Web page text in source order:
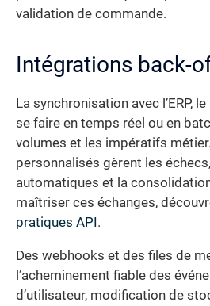
validation de commande.
Intégrations back-
La synchronisation avec l’ERP,
se faire en temps réel ou en
volumes et les impératifs
personnalisés gèrent les
automatiques et la
maîtriser ces échanges,
pratiques API .
Des webhooks et des files de
l’acheminement fiable des
d’utilisateur, modification de